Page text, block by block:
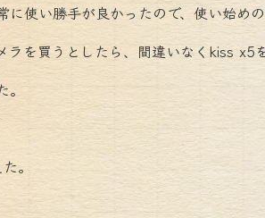
に使い勝手が良かったので、使い始め
を買うとしたら、間違いなくkiss x5
。